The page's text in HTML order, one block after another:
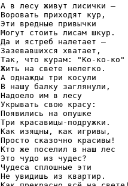
А в лесу живут лисички –
Воровать приходят кур,
Эти вредные привычки
Могут стоить лисам шкур.
Да и ястреб налетает –
Зазевавшихся хватает,
Так, что курам: "Ко-ко-ко"
Жить на свете нелегко.
А однажды три косули
В нашу балку заглянули,
Надоело им в лесу
Укрывать свою красу:
Появились на опушке
Три красавицы-подружки.
Как изящны, как игривы,
Просто сказочно красивы!
Кто же поселил в наш лес
Это чудо из чудес?
Чудеса сплошные эти
Не увидишь из квартир.